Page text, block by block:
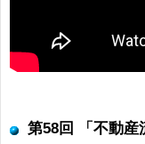
第58回 「不動産